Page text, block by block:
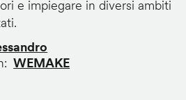
e impiegare in diversi ambiti
WEMAKE